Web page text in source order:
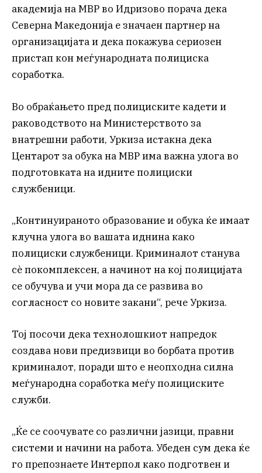
академија на МВР во Идризово порача дека
Северна Македонија е значаен партнер на
организацијата и дека покажува сериозен
пристап кон меѓународната полициска
соработка.
Во обраќањето пред полициските кадети и
раководството на Министерството за
внатрешни работи, Уркиза истакна дека
Центарот за обука на МВР има важна улога во
подготовката на идните полициски
службеници.
„Континуираното образование и обука ќе имаат
клучна улога во вашата иднина како
полициски службеници. Криминалот станува
сè покомплексен, а начинот на кој полицијата
се обучува и учи мора да се развива во
согласност со новите закани“, рече Уркиза.
Тој посочи дека технолошкиот напредок
создава нови предизвици во борбата против
криминалот, поради што е неопходна силна
меѓународна соработка меѓу полициските
служби.
„Ќе се соочувате со различни јазици, правни
системи и начини на работа. Убеден сум дека ќе
го препознаете Интерпол како подготвен и